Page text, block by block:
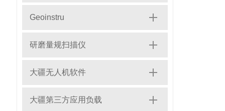
Geoinstru
研磨量规扫描仪
大疆无人机软件
大疆第三方应用负载